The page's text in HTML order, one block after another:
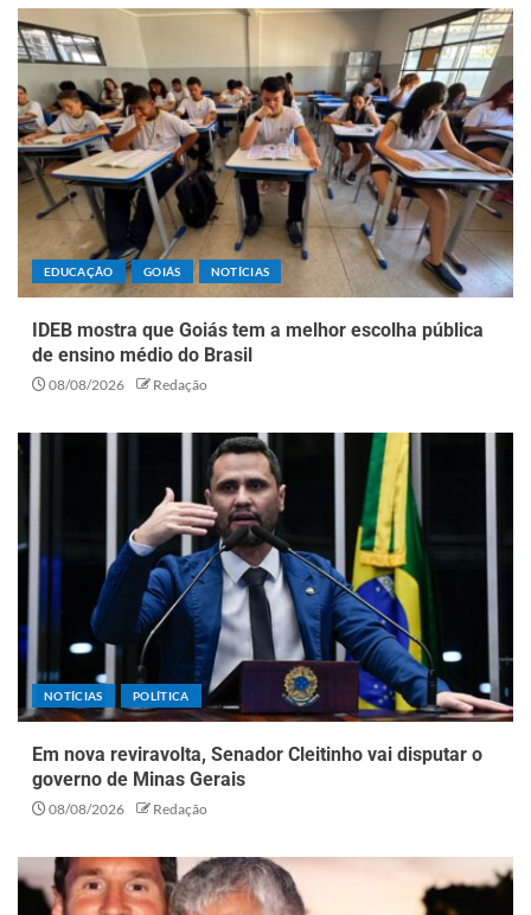
EDUCAÇÃO GOIÁS NOTÍCIAS
IDEB mostra que Goiás tem a melhor escolha pública
de ensino médio do Brasil
08/08/2026 Redação
NOTÍCIAS POLÍTICA
Em nova reviravolta, Senador Cleitinho vai disputar o
governo de Minas Gerais
08/08/2026 Redação